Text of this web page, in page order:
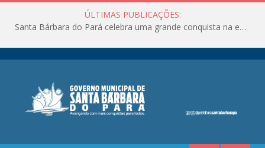
ÚLTIMAS PUBLICAÇÕES:
Santa Bárbara do Pará celebra uma grande conquista na educação!